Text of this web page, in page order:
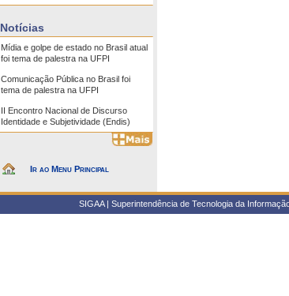
Notícias
Mídia e golpe de estado no Brasil atual
foi tema de palestra na UFPI
Comunicação Pública no Brasil foi
tema de palestra na UFPI
II Encontro Nacional de Discurso
Identidade e Subjetividade (Endis)
Ir ao Menu Principal
SIGAA | Superintendência de Tecnologia da